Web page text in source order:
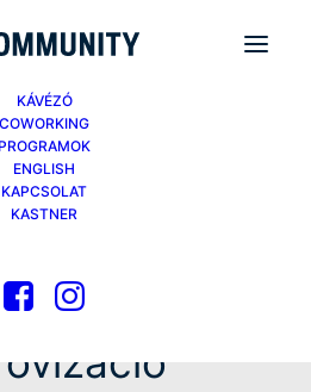
KÁVÉZÓ
COWORKING
PROGRAMOK
ENGLISH
KAPCSOLAT
KASTNER